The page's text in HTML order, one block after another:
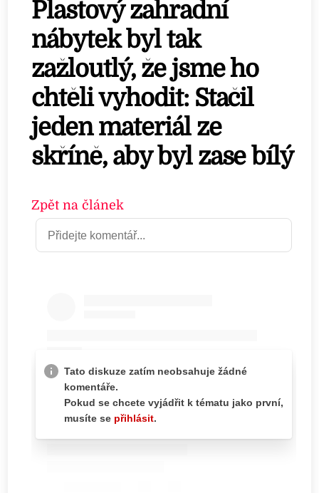
Plastový zahradní
nábytek byl tak
zažloutlý, že jsme ho
chtěli vyhodit: Stačil
jeden materiál ze
skříně, aby byl zase bílý
Zpět na článek